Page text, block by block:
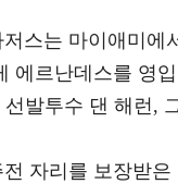
저스는 마이애미
에르난데스를 영
발투수 댄 해런,
자리를 보장받